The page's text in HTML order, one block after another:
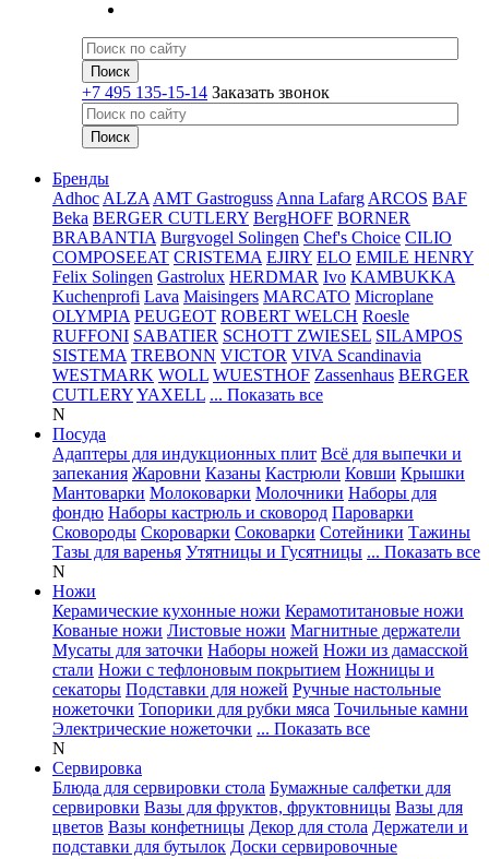
+7 495 135-15-14 Заказать звонок
Бренды
Adhoc ALZA AMT Gastroguss Anna Lafarg ARCOS BAF
Beka BERGER CUTLERY BergHOFF BORNER
BRABANTIA Burgvogel Solingen Chef's Choice CILIO
COMPOSEEAT CRISTEMA EJIRY ELO EMILE HENRY
Felix Solingen Gastrolux HERDMAR Ivo KAMBUKKA
Kuchenprofi Lava Maisingers MARCATO Microplane
OLYMPIA PEUGEOT ROBERT WELCH Roesle
RUFFONI SABATIER SCHOTT ZWIESEL SILAMPOS
SISTEMA TREBONN VICTOR VIVA Scandinavia
WESTMARK WOLL WUESTHOF Zassenhaus BERGER
CUTLERYYAXELL ... Показать все
N
Посуда
Адаптеры для индукционных плит Всё для выпечки и
запекания Жаровни Казаны Кастрюли Ковши Крышки
Мантоварки Молоковарки Молочники Наборы для
фондю Наборы кастрюль и сковород Пароварки
Сковороды Скороварки Соковарки Сотейники Тажины
Тазы для варенья Утятницы и Гусятницы ... Показать все
N
Ножи
Керамические кухонные ножи Керамотитановые ножи
Кованые ножи Листовые ножи Магнитные держатели
Мусаты для заточки Наборы ножей Ножи из дамасской
стали Ножи с тефлоновым покрытием Ножницы и
секаторы Подставки для ножей Ручные настольные
ножеточки Топорики для рубки мяса Точильные камни
Электрические ножеточки ... Показать все
N
Сервировка
Блюда для сервировки стола Бумажные салфетки для
сервировки Вазы для фруктов, фруктовницы Вазы для
цветов Вазы конфетницы Декор для стола Держатели и
подставки для бутылок Доски сервировочные